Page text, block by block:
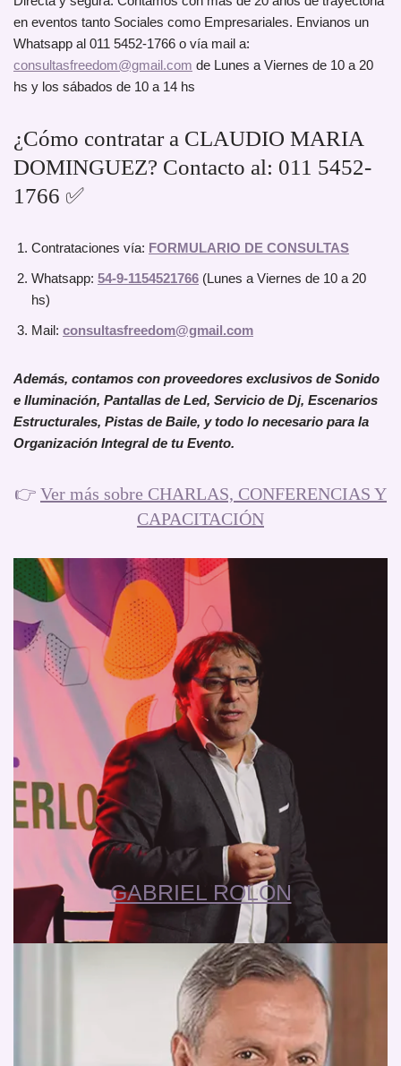
en eventos tanto Sociales como Empresariales. Envianos un
Whatsapp al 011 5452-1766 o vía mail a:
consultasfreedom@gmail.com de Lunes a Viernes de 10 a 20
hs y los sábados de 10 a 14 hs
¿Cómo contratar a CLAUDIO MARIA
DOMINGUEZ? Contacto al: 011 5452-
1766 ✅
Contrataciones vía: FORMULARIO DE CONSULTAS
Whatsapp: 54-9-1154521766 (Lunes a Viernes de 10 a 20
hs)
Mail: consultasfreedom@gmail.com
Además, contamos con proveedores exclusivos de Sonido
e Iluminación, Pantallas de Led, Servicio de Dj, Escenarios
Estructurales, Pistas de Baile, y todo lo necesario para la
Organización Integral de tu Evento.
👉 Ver más sobre CHARLAS, CONFERENCIAS Y
CAPACITACIÓN
GABRIEL ROLON